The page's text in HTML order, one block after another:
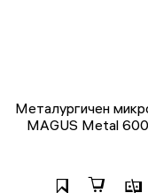
Металургичен
MAGUS Metal